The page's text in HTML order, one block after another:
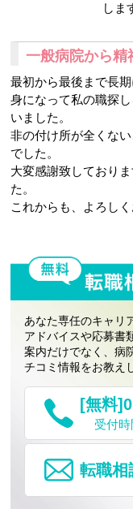
しま
一般病院から精
最初から最後まで長
身になって私の職探
いました。
非の付け所が全くな
でした。
大変感謝致しており
た。
これからも、よろし
あなた専任のキャリ
アドバイスや応募書
案内だけでなく、病
チコミ情報をお教え
[無料
受付
転職相